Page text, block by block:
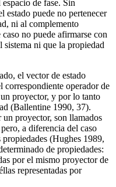
de fase. Sin
estado puede no pertenecer
ni al complemento
no puede afirmarse con
sistema ni que la propiedad
el vector de estado
correspondiente operador de
proyector, y por lo tanto
(Ballentine 1990, 37).
un proyector, son llamados
a diferencia del caso
propiedades (Hughes 1989,
de propiedades:
por el mismo proyector de
representadas por